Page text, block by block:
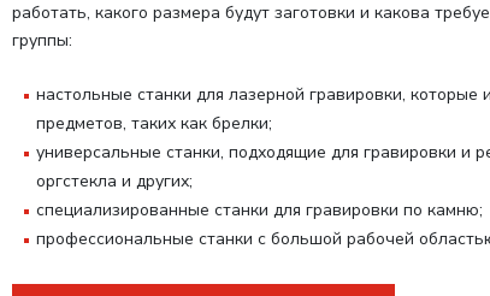
работать, какого размера будут заготовки и какова
группы:
настольные станки для лазерной гравировки,
предметов, таких как брелки;
универсальные станки, подходящие для гравировки и
оргстекла и других;
специализированные станки для гравировки по камню;
профессиональные станки с большой рабочей